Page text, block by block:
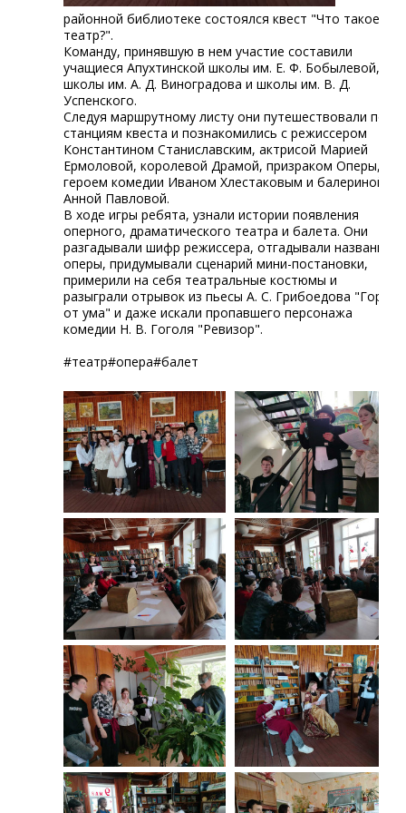
районной библиотеке состоялся квест "Что такое
театр?".
Команду, принявшую в нем участие составили
учащиеся Апухтинской школы им. Е. Ф. Бобылевой,
школы им. А. Д. Виноградова и школы им. В. Д.
Успенского.
Следуя маршрутному листу они путешествовали по
станциям квеста и познакомились с режиссером
Константином Станиславским, актрисой Марией
Ермоловой, королевой Драмой, призраком Оперы,
героем комедии Иваном Хлестаковым и балериной
Анной Павловой.
В ходе игры ребята, узнали истории появления
оперного, драматического театра и балета. Они
разгадывали шифр режиссера, отгадывали название
оперы, придумывали сценарий мини-постановки,
примерили на себя театральные костюмы и
разыграли отрывок из пьесы А. С. Грибоедова "Горе
от ума" и даже искали пропавшего персонажа
комедии Н. В. Гоголя "Ревизор".
#театр#опера#балет